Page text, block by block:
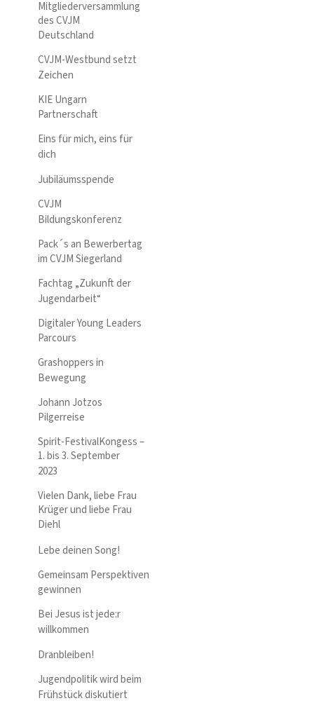
Mitgliederversammlung
des CVJM
Deutschland
CVJM-Westbund setzt
Zeichen
KIE Ungarn
Partnerschaft
Eins für mich, eins für
dich
Jubiläumsspende
CVJM
Bildungskonferenz
Pack´s an Bewerbertag
im CVJM Siegerland
Fachtag „Zukunft der
Jugendarbeit“
Digitaler Young Leaders
Parcours
Grashoppers in
Bewegung
Johann Jotzos
Pilgerreise
Spirit-FestivalKongess –
1. bis 3. September
2023
Vielen Dank, liebe Frau
Krüger und liebe Frau
Diehl
Lebe deinen Song!
Gemeinsam Perspektiven
gewinnen
Bei Jesus ist jede:r
willkommen
Dranbleiben!
Jugendpolitik wird beim
Frühstück diskutiert